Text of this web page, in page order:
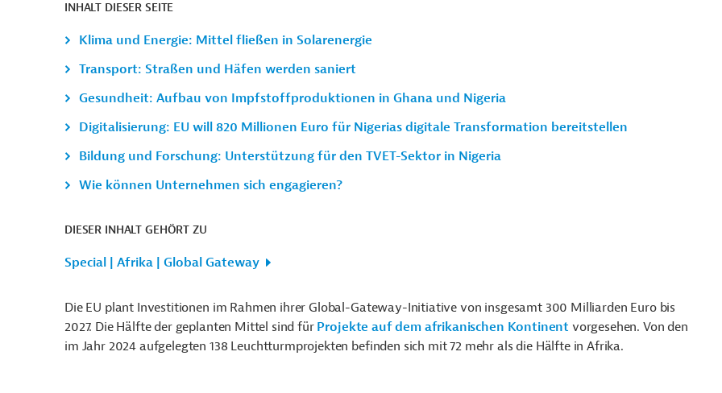
INHALT DIESER SEITE
Klima und Energie: Mittel fließen in Solarenergie
Transport: Straßen und Häfen werden saniert
Gesundheit: Aufbau von Impfstoffproduktionen in Ghana und Nigeria
Digitalisierung: EU will 820 Millionen Euro für Nigerias digitale Transformation bereitstellen
Bildung und Forschung: Unterstützung für den TVET-Sektor in Nigeria
Wie können Unternehmen sich engagieren?
DIESER INHALT GEHÖRT ZU
Special | Afrika | Global Gateway
Die EU plant Investitionen im Rahmen ihrer Global-Gateway-Initiative von insgesamt 300 Milliarden Euro bis
2027. Die Hälfte der geplanten Mittel sind für Projekte auf dem afrikanischen Kontinent vorgesehen. Von den
im Jahr 2024 aufgelegten 138 Leuchtturmprojekten befinden sich mit 72 mehr als die Hälfte in Afrika.